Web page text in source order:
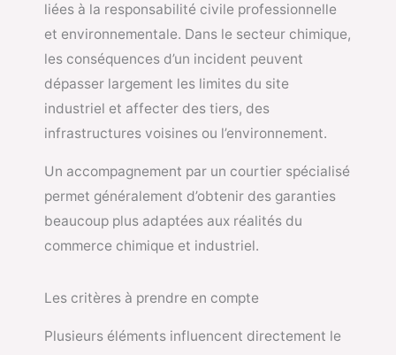
liées à la responsabilité civile professionnelle
et environnementale. Dans le secteur chimique,
les conséquences d’un incident peuvent
dépasser largement les limites du site
industriel et affecter des tiers, des
infrastructures voisines ou l’environnement.
Un accompagnement par un courtier spécialisé
permet généralement d’obtenir des garanties
beaucoup plus adaptées aux réalités du
commerce chimique et industriel.
Les critères à prendre en compte
Plusieurs éléments influencent directement le